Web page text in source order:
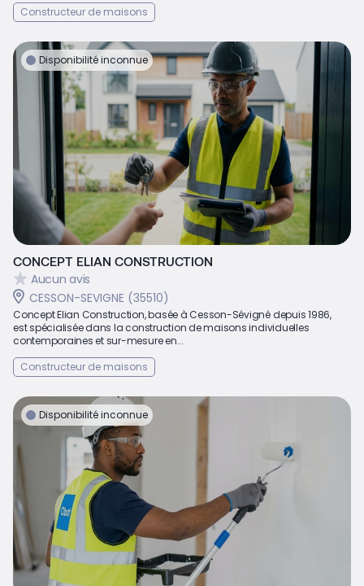
Constructeur de maisons
Disponibilité inconnue
CONCEPT ELIAN CONSTRUCTION
Aucun avis
CESSON-SEVIGNE (35510)
Concept Elian Construction, basée à Cesson-Sévigné depuis 1986,
est spécialisée dans la construction de maisons individuelles
contemporaines et sur-mesure en...
Constructeur de maisons
Disponibilité inconnue